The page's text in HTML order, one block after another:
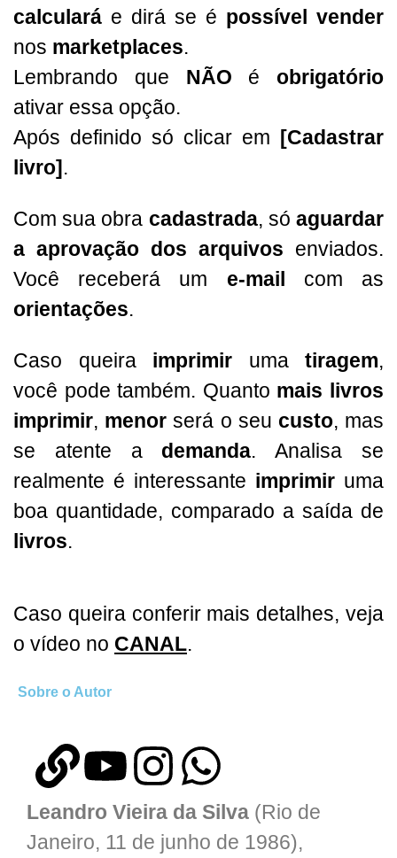
calculará e dirá se é possível vender
nos marketplaces.
Lembrando que NÃO é obrigatório
ativar essa opção.
Após definido só clicar em [Cadastrar
livro].
Com sua obra cadastrada, sóaguardar
a aprovação dos arquivos enviados.
Você receberá um e-mail com as
orientações.
Caso queira imprimir uma tiragem,
você pode também. Quanto mais livros
imprimir, menorserá o seu custo, mas
se atente a demanda. Analisa se
realmente é interessante imprimir uma
boa quantidade, comparado a saída de
livros.
Caso queira conferir mais detalhes, veja
o vídeo no CANAL.
Sobre o Autor
Leandro Vieira da Silva (Rio de
Janeiro, 11 de junho de 1986),